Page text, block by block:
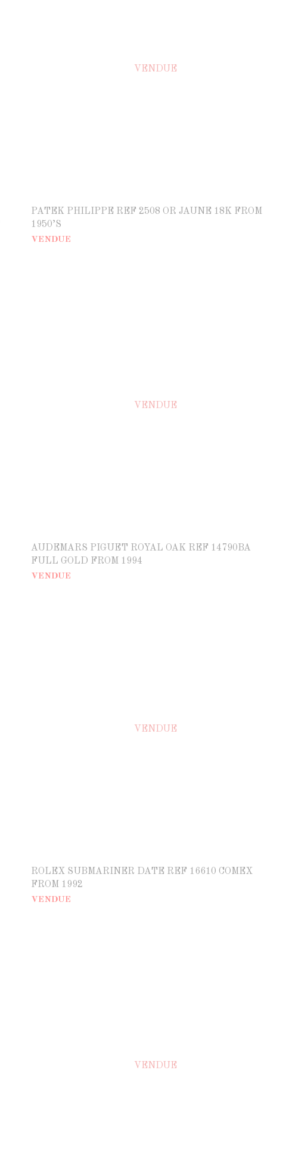
VENDUE
PATEK PHILIPPE REF 2508 OR JAUNE 18K FROM
1950’S
VENDUE
VENDUE
AUDEMARS PIGUET ROYAL OAK REF 14790BA
FULL GOLD FROM 1994
VENDUE
VENDUE
ROLEX SUBMARINER DATE REF 16610 COMEX
FROM 1992
VENDUE
VENDUE